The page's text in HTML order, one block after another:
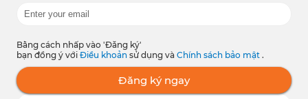
Bằng cách nhấp vào 'Đăng ký'
bạn đồng ý với Điều khoản sử dụng và Chính sách bảo mật .
Đăng ký ngay